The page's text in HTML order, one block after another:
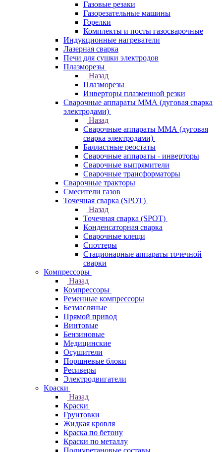
Газовые резаки
Газорезательные машины
Горелки
Комплекты и посты газосварочные
Индукционные нагреватели
Лазерная сварка
Печи для сушки электродов
Плазморезы
Назад
Плазморезы
Инверторы плазменной резки
Сварочные аппараты ММА (дуговая сварка
электродами)
Назад
Сварочные аппараты ММА (дуговая
сварка электродами)
Балластные реостаты
Сварочные аппараты - инверторы
Сварочные выпрямители
Сварочные трансформаторы
Сварочные тракторы
Смесители газов
Точечная сварка (SPOT)
Назад
Точечная сварка (SPOT)
Конденсаторная сварка
Сварочные клещи
Споттеры
Стационарные аппараты точечной
сварки
Компрессоры
Назад
Компрессоры
Ременные компрессоры
Безмасляные
Прямой привод
Винтовые
Бензиновые
Медицинские
Осушители
Поршневые блоки
Ресиверы
Электродвигатели
Краски
Назад
Краски
Грунтовки
Жидкая кровля
Краска по бетону
Краски по металлу
Полиуретановые составы